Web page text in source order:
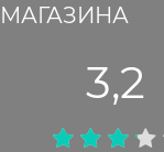
МАГАЗИНА
3,2